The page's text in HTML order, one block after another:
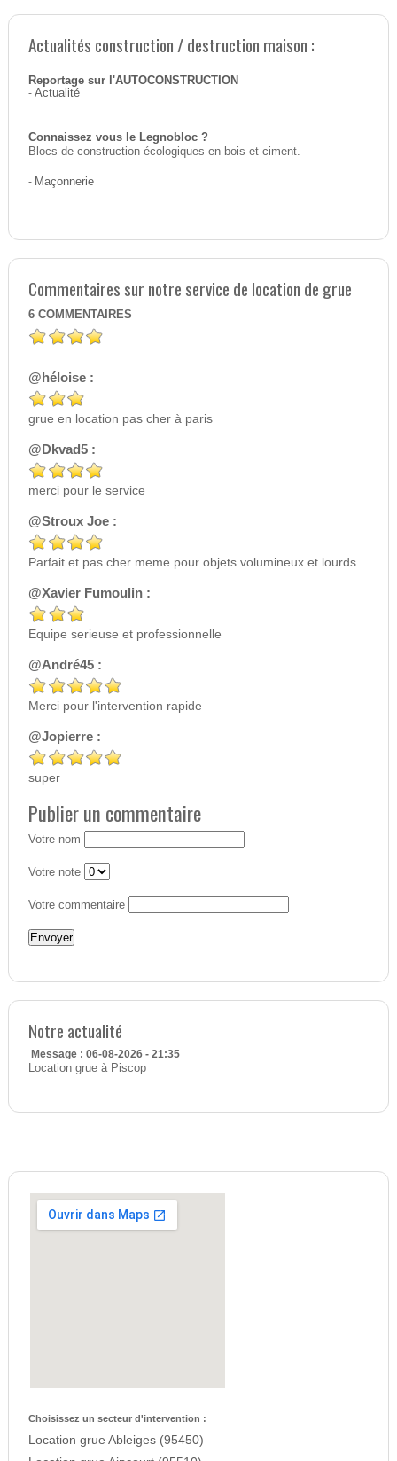
Actualités construction / destruction maison :
Reportage sur l'AUTOCONSTRUCTION
- Actualité
Connaissez vous le Legnobloc ?
Blocs de construction écologiques en bois et ciment.
- Maçonnerie
Commentaires sur notre service de location de grue
6 COMMENTAIRES
@héloise :
grue en location pas cher à paris
@Dkvad5 :
merci pour le service
@Stroux Joe :
Parfait et pas cher meme pour objets volumineux et lourds
@Xavier Fumoulin :
Equipe serieuse et professionnelle
@André45 :
Merci pour l'intervention rapide
@Jopierre :
super
Publier un commentaire
Votre nom
Votre note
Votre commentaire
Notre actualité
Message : 06-08-2026 - 21:35
Location grue à Piscop
Choisissez un secteur d'intervention :
Location grue Ableiges (95450)